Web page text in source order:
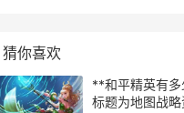
猜你喜欢
**和平精英有多
标题为地图战略